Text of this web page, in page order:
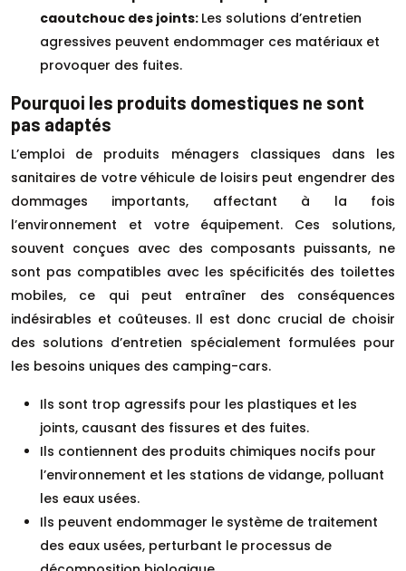
caoutchouc des joints: Les solutions d’entretien
agressives peuvent endommager ces matériaux et
provoquer des fuites.
Pourquoi les produits domestiques ne sont
pas adaptés
L’emploi de produits ménagers classiques dans les
sanitaires de votre véhicule de loisirs peut engendrer des
dommages importants, affectant à la fois
l’environnement et votre équipement. Ces solutions,
souvent conçues avec des composants puissants, ne
sont pas compatibles avec les spécificités des toilettes
mobiles, ce qui peut entraîner des conséquences
indésirables et coûteuses. Il est donc crucial de choisir
des solutions d’entretien spécialement formulées pour
les besoins uniques des camping-cars.
Ils sont trop agressifs pour les plastiques et les
joints, causant des fissures et des fuites.
Ils contiennent des produits chimiques nocifs pour
l’environnement et les stations de vidange, polluant
les eaux usées.
Ils peuvent endommager le système de traitement
des eaux usées, perturbant le processus de